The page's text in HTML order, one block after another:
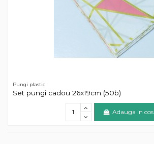
Pungi plastic
Set pungi cadou 26x19cm (50b)
Adauga in cos